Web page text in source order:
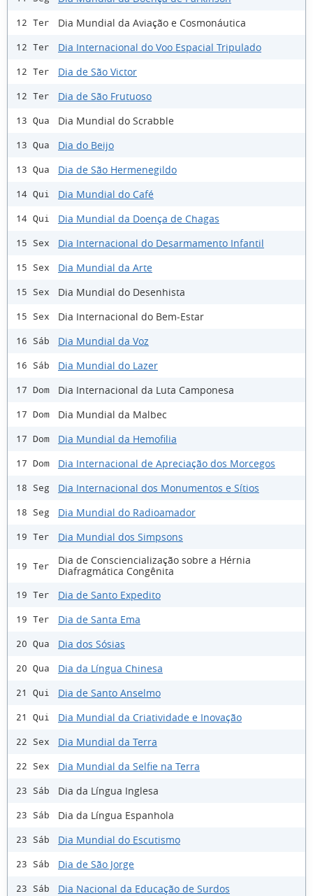
12 Ter Dia Mundial da Aviação e Cosmonáutica
12 Ter Dia Internacional do Voo Espacial Tripulado
12 Ter Dia de São Victor
12 Ter Dia de São Frutuoso
13 Qua Dia Mundial do Scrabble
13 Qua Dia do Beijo
13 Qua Dia de São Hermenegildo
14 Qui Dia Mundial do Café
14 Qui Dia Mundial da Doença de Chagas
15 Sex Dia Internacional do Desarmamento Infantil
15 Sex Dia Mundial da Arte
15 Sex Dia Mundial do Desenhista
15 Sex Dia Internacional do Bem-Estar
16 Sáb Dia Mundial da Voz
16 Sáb Dia Mundial do Lazer
17 Dom Dia Internacional da Luta Camponesa
17 Dom Dia Mundial da Malbec
17 Dom Dia Mundial da Hemofilia
17 Dom Dia Internacional de Apreciação dos Morcegos
18 Seg Dia Internacional dos Monumentos e Sítios
18 Seg Dia Mundial do Radioamador
19 Ter Dia Mundial dos Simpsons
19 Ter
Dia de Consciencialização sobre a Hérnia
Diafragmática Congênita
19 Ter Dia de Santo Expedito
19 Ter Dia de Santa Ema
20 Qua Dia dos Sósias
20 Qua Dia da Língua Chinesa
21 Qui Dia de Santo Anselmo
21 Qui Dia Mundial da Criatividade e Inovação
22 Sex Dia Mundial da Terra
22 Sex Dia Mundial da Selfie na Terra
23 Sáb Dia da Língua Inglesa
23 Sáb Dia da Língua Espanhola
23 Sáb Dia Mundial do Escutismo
23 Sáb Dia de São Jorge
23 Sáb Dia Nacional da Educação de Surdos